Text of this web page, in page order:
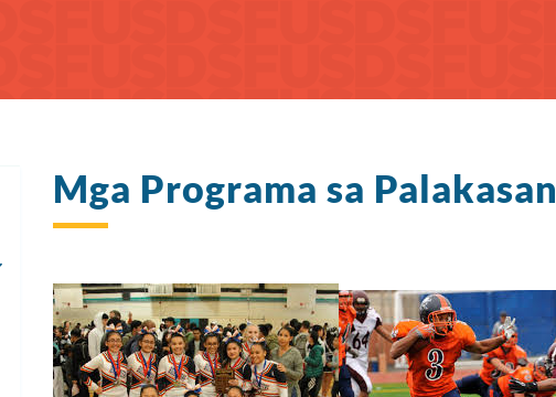
Mga Programa sa Palakasan
I-
submenu